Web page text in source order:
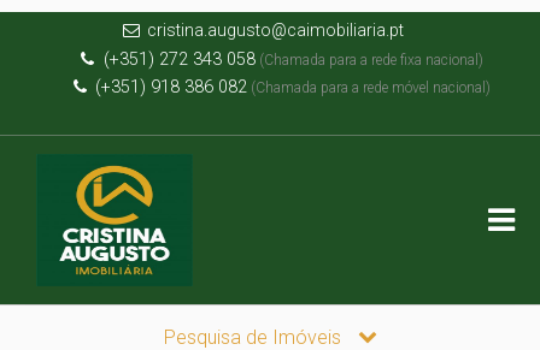
cristina.augusto@caimobiliaria.pt
(+351) 272 343 058(Chamada para a rede fixa nacional)
(+351) 918 386 082 (Chamada para a rede móvel nacional)
Pesquisa de Imóveis